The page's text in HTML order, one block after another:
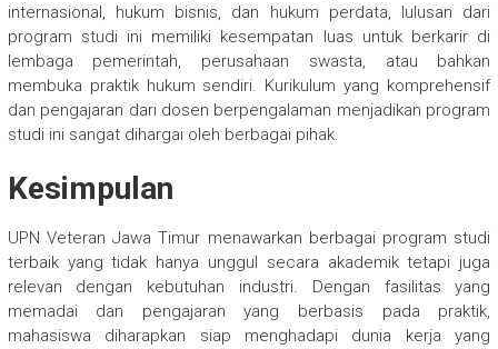
internasional, hukum bisnis, dan hukum perdata, lulusan dari
program studi ini memiliki kesempatan luas untuk berkarir di
lembaga pemerintah, perusahaan swasta, atau bahkan
membuka praktik hukum sendiri. Kurikulum yang komprehensif
dan pengajaran dari dosen berpengalaman menjadikan program
studi ini sangat dihargai oleh berbagai pihak.
Kesimpulan
UPN Veteran Jawa Timur menawarkan berbagai program studi
terbaik yang tidak hanya unggul secara akademik tetapi juga
relevan dengan kebutuhan industri. Dengan fasilitas yang
memadai dan pengajaran yang berbasis pada praktik,
mahasiswa diharapkan siap menghadapi dunia kerja yang